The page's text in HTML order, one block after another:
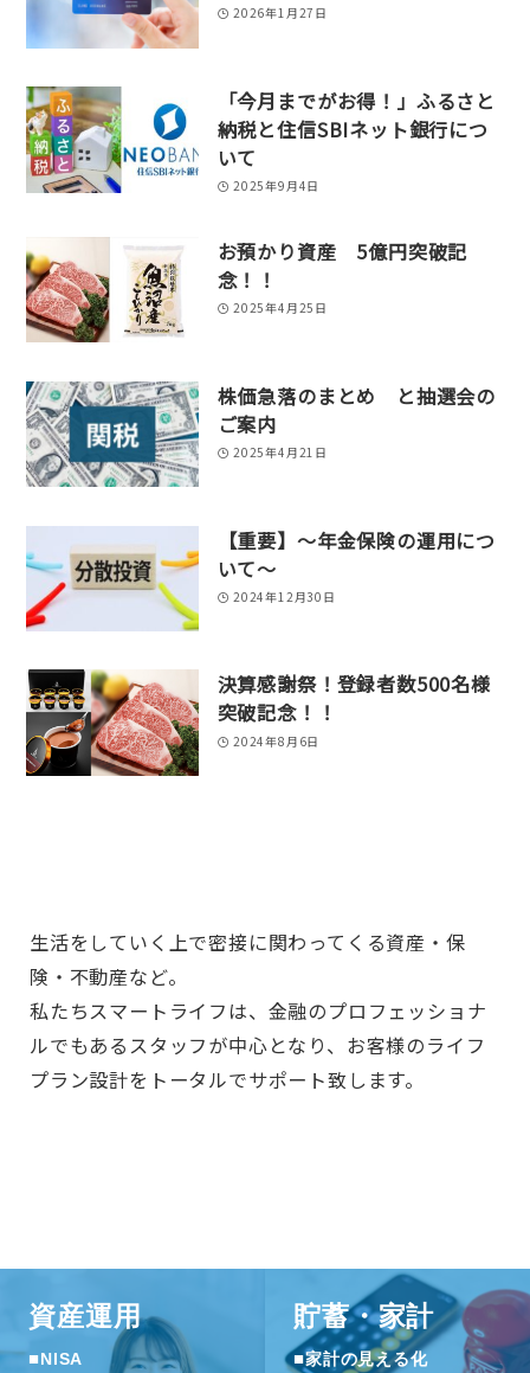
2026年1月27日
「今月までがお得！」ふるさと
納税と住信SBIネット銀行につ
いて
2025年9月4日
お預かり資産 5億円突破記
念！！
2025年4月25日
株価急落のまとめ と抽選会の
ご案内
2025年4月21日
【重要】～年金保険の運用につ
いて～
2024年12月30日
決算感謝祭！登録者数500名様
突破記念！！
2024年8月6日
生活をしていく上で密接に関わってくる資産・保
険・不動産など。
私たちスマートライフは、金融のプロフェッショナ
ルでもあるスタッフが中心となり、お客様のライフ
プラン設計をトータルでサポート致します。
資産運用
■ NISA
貯蓄・家計
■家計の見える化